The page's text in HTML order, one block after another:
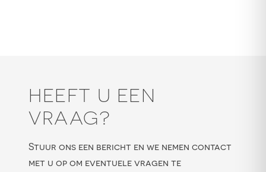
HEEFT U EEN
VRAAG?
Stuur ons een bericht en we nemen contact
met u op om eventuele vragen te